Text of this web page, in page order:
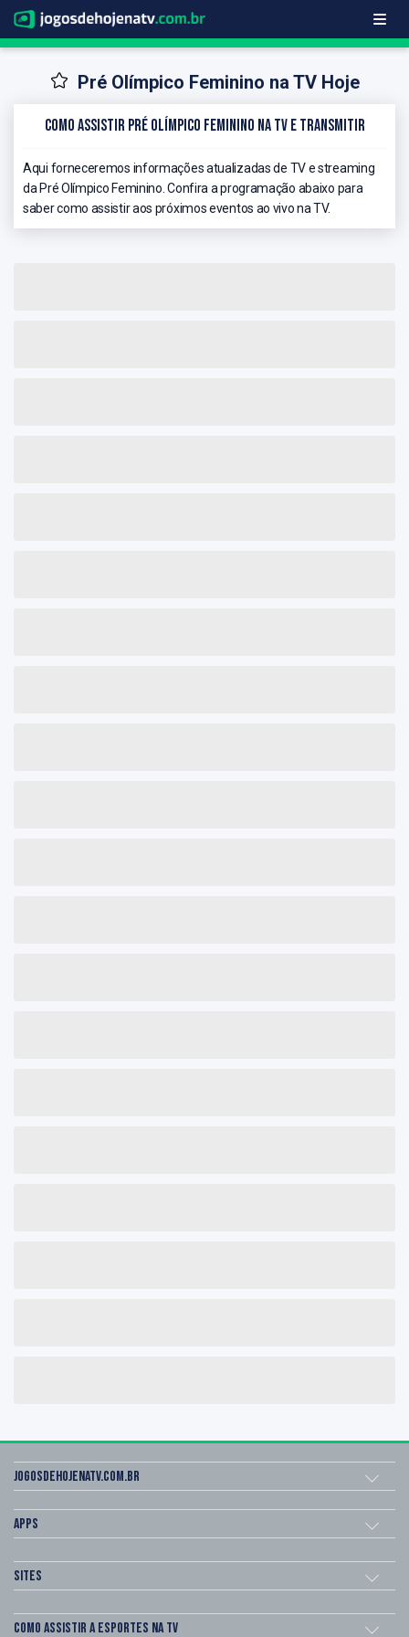
Pré Olímpico Feminino na TV Hoje
Como Assistir Pré Olímpico Feminino na TV e Transmitir
Aqui forneceremos informações atualizadas de TV e streaming
da Pré Olímpico Feminino. Confira a programação abaixo para
saber como assistir aos próximos eventos ao vivo na TV.
Jogosdehojenatv.com.br
Apps
Sites
Como assistir a esportes na TV